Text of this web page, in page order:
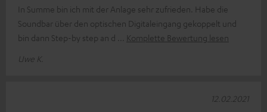
In Summe bin ich mit der Anlage sehr zufrieden. Habe die
Soundbar über den optischen Digitaleingang gekoppelt und
bin dann Step-by step an d
Komplette Bewertung lesen
Uwe K.
12.02.2021